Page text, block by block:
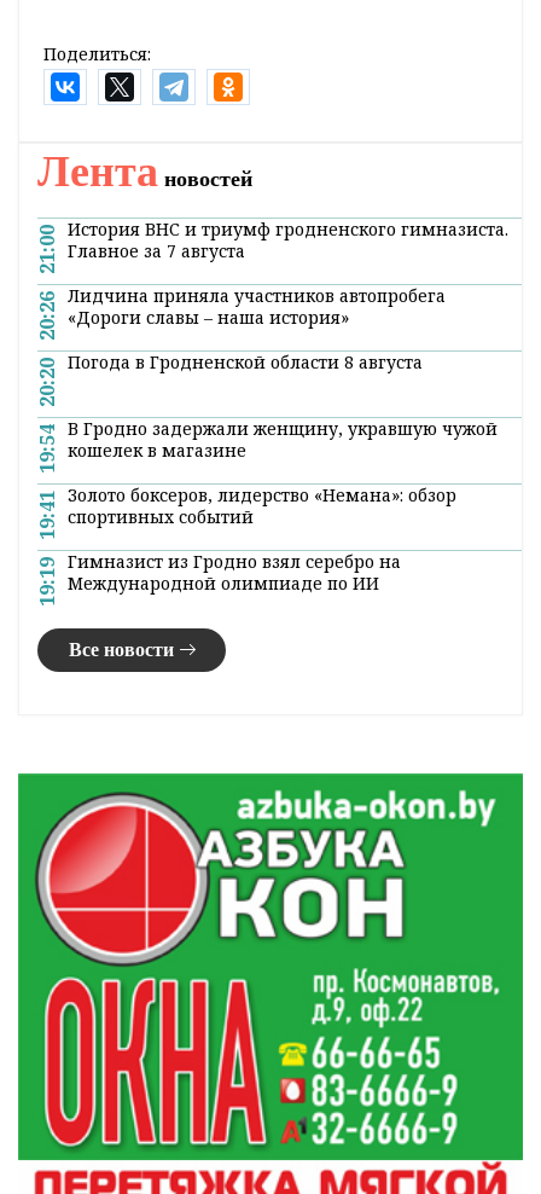
Поделиться:
Лента новостей
21:00 История ВНС и триумф гродненского гимназиста.
Главное за 7 августа
20:26 Лидчина приняла участников автопробега
«Дороги славы – наша история»
20:20 Погода в Гродненской области 8 августа
19:54 В Гродно задержали женщину, укравшую чужой
кошелек в магазине
19:41 Золото боксеров, лидерство «Немана»: обзор
спортивных событий
19:19 Гимназист из Гродно взял серебро на
Международной олимпиаде по ИИ
Все новости